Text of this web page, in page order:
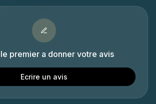
premier a donner votre avis
Ecrire un avis